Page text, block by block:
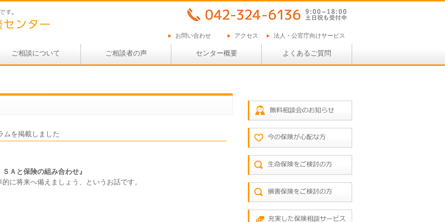
お問い合わせ アクセス 法人・公官庁向けサービス
ご相談について ご相談者の声 センター概要 よくあるご質問
ムを掲載しました
Ａと保険の組み合わせ』
に将来へ備えましょう、というお話です。